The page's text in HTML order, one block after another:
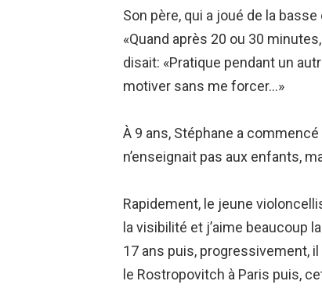
Son père, qui a joué de la
«Quand après 20 ou 30
disait: «Pratique pendant un
motiver sans me forcer…»
À 9 ans, Stéphane a
n’enseignait pas aux enfants,
Rapidement, le jeune
la visibilité et j’aime beaucoup
17 ans puis, progressivement,
le Rostropovitch à Paris puis,